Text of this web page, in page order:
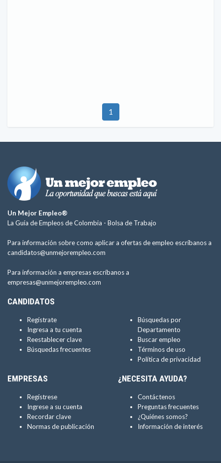
1
Un Mejor Empleo®
La Guía de Empleos de Colombia - Bolsa de Trabajo
Para información sobre como aplicar a ofertas de empleo escríbanos a
candidatos@unmejorempleo.com
Para información a empresas escríbanos a
empresas@unmejorempleo.com
CANDIDATOS
Regístrate
Ingresa a tu cuenta
Reestablecer clave
Búsquedas frecuentes
Búsquedas por
Departamento
Buscar empleo
Términos de uso
Política de privacidad
EMPRESAS
Regístrese
Ingrese a su cuenta
Recordar clave
Normas de publicación
¿NECESITA AYUDA?
Contáctenos
Preguntas frecuentes
¿Quiénes somos?
Información de interés